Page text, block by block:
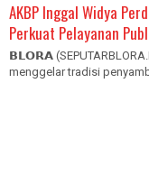
AKBP Inggal Widya
Perkuat Pelayanan
𝗕𝗟𝗢𝗥𝗔
menggelar tradisi